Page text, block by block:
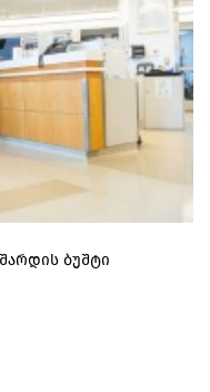
ბუშტი